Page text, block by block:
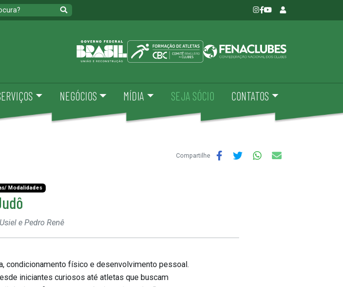
NEGÓCIOS MÍDIA SEJA SÓCIO CONTATOS
Compartilhe
Modalidades
e Pedro Renê
condicionamento físico e desenvolvimento pessoal.
iniciantes curiosos até atletas que buscam